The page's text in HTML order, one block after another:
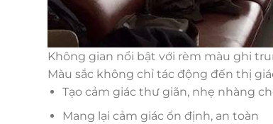
Không gian nổi bật với rèm màu ghi
Màu sắc không chỉ tác động đến thị
Tạo cảm giác thư giãn, nhẹ nhàng
Mang lại cảm giác ổn định, an toàn